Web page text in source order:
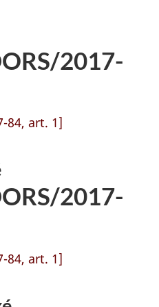
2017-
84, art. 1]
2017-
84, art. 1]